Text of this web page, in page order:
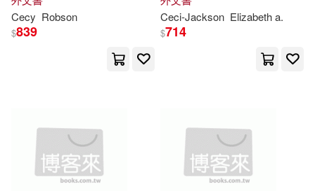
Gillis(1) Giuseppe(1)
Guilaine de Sèze(1)
Helene/ Morris(1)
Cecy Robson
$839
Ceci-Jackson Elizabeth a.
$714